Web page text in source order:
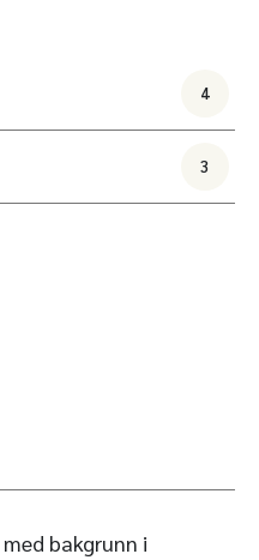
4
3
bakgrunn i